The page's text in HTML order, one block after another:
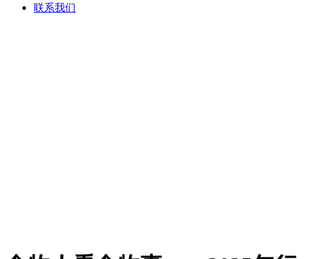
联系我们